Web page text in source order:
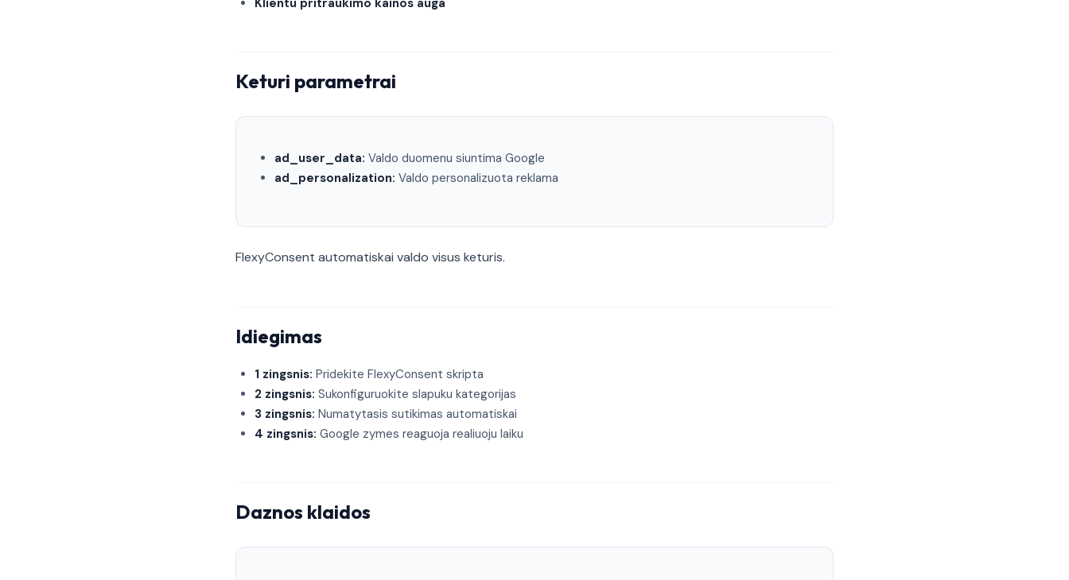
Klientu pritraukimo kainos auga
Keturi parametrai
ad_user_data: Valdo duomenu siuntima Google
ad_personalization: Valdo personalizuota reklama
FlexyConsent automatiskai valdo visus keturis.
Idiegimas
1 zingsnis: Pridekite FlexyConsent skripta
2 zingsnis: Sukonfiguruokite slapuku kategorijas
3 zingsnis: Numatytasis sutikimas automatiskai
4 zingsnis: Google zymes reaguoja realiuoju laiku
Daznos klaidos